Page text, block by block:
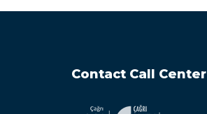
Contact Call Center